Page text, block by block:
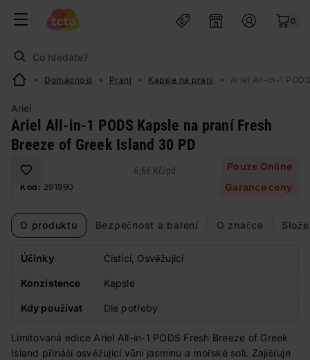
0
Domácnost Praní Kapsle na praní Ariel All-in-1
Ariel
Ariel All-in-1 PODS Kapsle na praní Fresh
Breeze of Greek Island 30 PD
Pouze Online
Garance ceny
6,66 Kč/pd
Kód: 291990
O produktu Bezpečnost a balení O značce
Účinky Čistící, Osvěžující
Konzistence Kapsle
Kdy používat Dle potřeby
Limitovaná edice Ariel All-in-1 PODS Fresh Breeze of Greek
Island přináší osvěžující vůni jasmínu a mořské soli. Zajišťuje